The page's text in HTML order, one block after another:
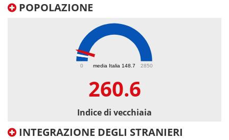
POPOLAZIONE
media Italia 148.7
0 2850
260.6
Indice di vecchiaia
INTEGRAZIONE DEGLI STRANIERI